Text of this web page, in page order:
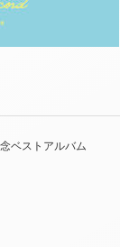
ベストアルバム